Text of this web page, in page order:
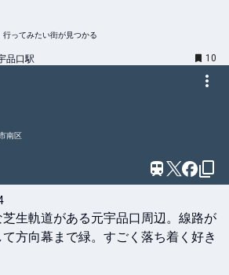
ってみたい街が見つかる
品口駅 10
南区
生軌道がある元宇品口周辺。線路が
方向幕まで緑。すごく落ち着く好き